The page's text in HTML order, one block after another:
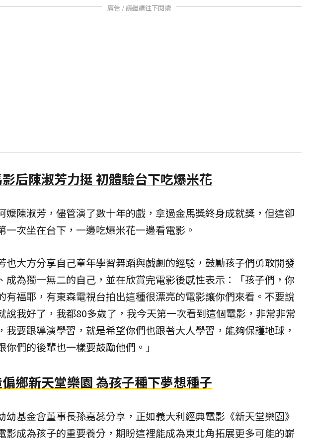
廣告 / 請繼續往下閱讀
后陳淑芳力挺 初體驗台下吃爆米花
嬤陳淑芳，儘管演了數十年的戲，拿過金馬獎終身成就獎，但這卻
一次坐在台下，一邊吃爆米花一邊看電影。
也大方分享自己童年學習舞蹈與戲劇的經驗，鼓勵孩子們勇敢開發
成為獨一無二的自己，並在欣賞完電影後感性表示：「孩子們，你
有福耶，有東森電視台拍出這種很漂亮的電影讓你們來看。不要說
說我好了，我都80多歲了，我今天第一次看到這個電影，非常非常
我要跟導演學習，就是希望你們也跟著大人學習，能夠保護地球，
你們的後輩也一樣要鼓勵他們。」
鄉新天堂樂園 為孩子種下夢想種子
幼基金會董事長孫嘉蕊分享，正如義大利經典電影《新天堂樂園》
影成為孩子的重要養分，期盼這裡能成為東北角拓展更多可能的嶄